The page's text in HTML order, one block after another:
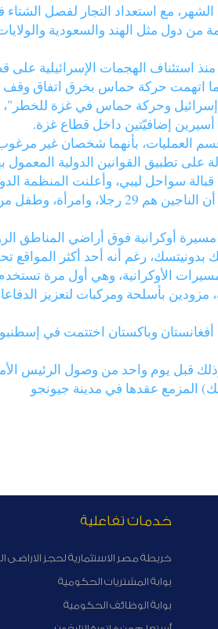
مع استعداد التجار لفصل
من هذه الإمدادات، قادمة من دول مثل الهند
90 شخصا من بينهم 24 طفلا وجرح العشرات، منذ استئناف
اتهمت حركة حماس بخرق اتفاق وقف
إسرائيل وحركة حماس في غزة
إضافيّتين داخل قطاع غزة.
تطبيق القوانين الدولية المعمول
سواحل ليبي، وأعلنت المنظمة
الروسية تُعلن أن دفاعاتها الجوية قامت باعتراض وتدمير 100 طائرة
بدونيتسك، رغم أنه أحد أكثر المواقع
الأوكرانية، وهي أول مرة
من جنود الاحتياط في المنطقة، مزودين بأسلحة
أفغانستان وباكستان اختتمت في
قبل يوم واحد من وصول الرئيس
المزمع عقدها في مدينة جيونجو
خدمات تفاعلية
خريطة مصر الاستثمارية لحجز الاراضى
بوابة المشتريات الحكومية
بوابة الوظائف الحكومية